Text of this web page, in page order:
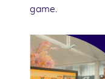
game.